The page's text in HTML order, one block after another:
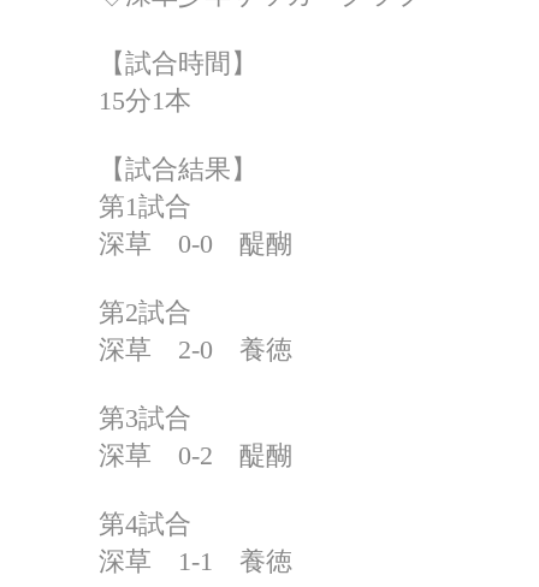
【試合時間】
15分1本
【試合結果】
第1試合
深草 0-0 醍醐
第2試合
深草 2-0 養徳
第3試合
深草 0-2 醍醐
第4試合
深草 1-1 養徳